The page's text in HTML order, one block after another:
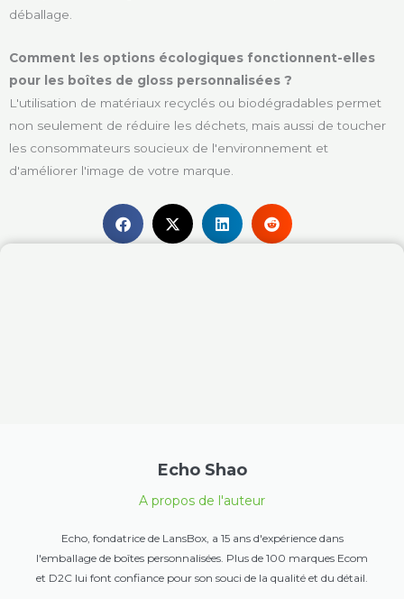
déballage.
Comment les options écologiques fonctionnent-elles
pour les boîtes de gloss personnalisées ?
L'utilisation de matériaux recyclés ou biodégradables permet
non seulement de réduire les déchets, mais aussi de toucher
les consommateurs soucieux de l'environnement et
d'améliorer l'image de votre marque.
Echo Shao
A propos de l'auteur
Echo, fondatrice de LansBox, a 15 ans d'expérience dans
l'emballage de boîtes personnalisées. Plus de 100 marques Ecom
et D2C lui font confiance pour son souci de la qualité et du détail.